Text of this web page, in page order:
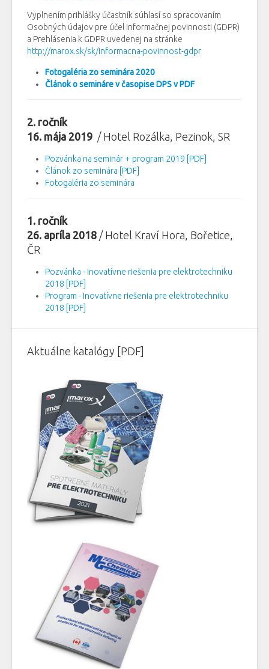
Vyplnením prihlášky účastník súhlasí so spracovaním
Osobných údajov pre účel Informačnej povinnosti (GDPR)
a Prehlásenia k GDPR uvedenej na stránke
http://marox.sk/sk/informacna-povinnost-gdpr
Fotogaléria zo seminára 2020
Článok o semináre v časopise DPS v PDF
2. ročník
16. mája 2019 / Hotel Rozálka, Pezinok, SR
Pozvánka na seminár + program 2019 [PDF]
Článok zo seminára [PDF]
Fotogaléria zo seminára
1. ročník
26. apríla 2018 / Hotel Kraví Hora, Bořetice,
ČR
Pozvánka - Inovatívne riešenia pre elektrotechniku
2018 [PDF]
Program - Inovatívne riešenia pre elektrotechniku
2018 [PDF]
Aktuálne katalógy [PDF]